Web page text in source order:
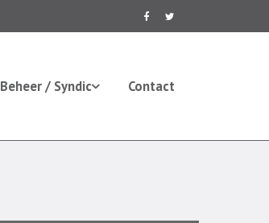
Beheer / Syndic Contact